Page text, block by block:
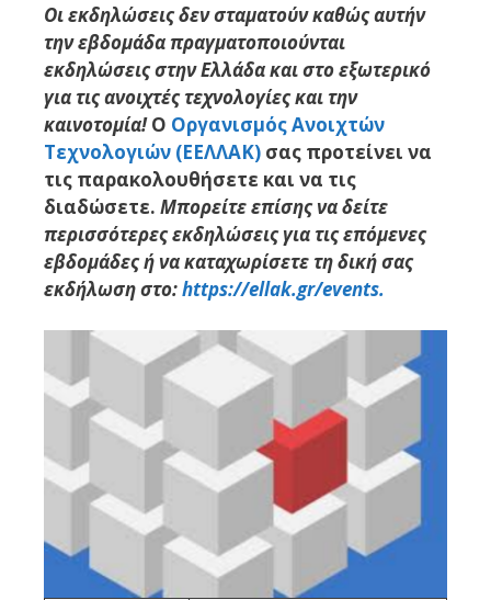
Οι εκδηλώσεις δεν σταματούν καθώς αυτήν
την εβδομάδα πραγματοποιούνται
εκδηλώσεις στην Ελλάδα και στο εξωτερικό
για τις ανοιχτές τεχνολογίες και την
καινοτομία!Ο Οργανισμός Ανοιχτών
Τεχνολογιών (ΕΕΛΛΑΚ) σας προτείνει να
τις παρακολουθήσετε και να τις
διαδώσετε. Μπορείτε επίσης να δείτε
περισσότερες εκδηλώσεις για τις επόμενες
εβδομάδες ή να καταχωρίσετε τη δική σας
εκδήλωση στο:https://ellak.gr/events.